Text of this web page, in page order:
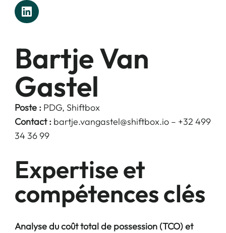
Bartje Van
Gastel
Poste :PDG, Shiftbox
Contact : bartje.vangastel@shiftbox.io– +32 499
34 36 99
Expertise et
compétences clés
Analyse du coût total de possession (TCO) et